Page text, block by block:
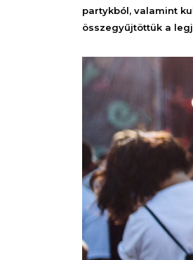
partykból, valamint
összegyűjtöttük a